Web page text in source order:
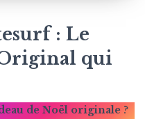
: Le
qui
de Noël originale ?